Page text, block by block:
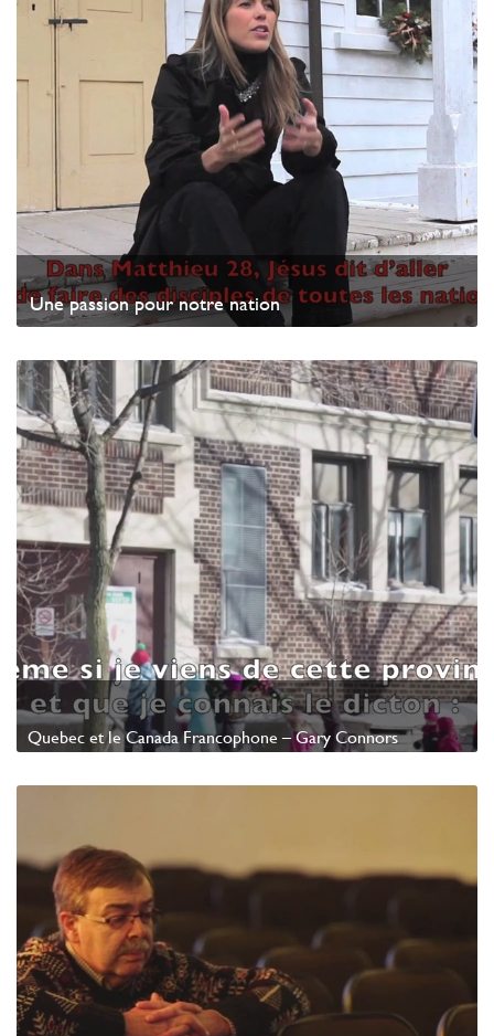
Une passion pour notre nation
Watch Video
Quebec et le Canada Francophone – Gary Connors